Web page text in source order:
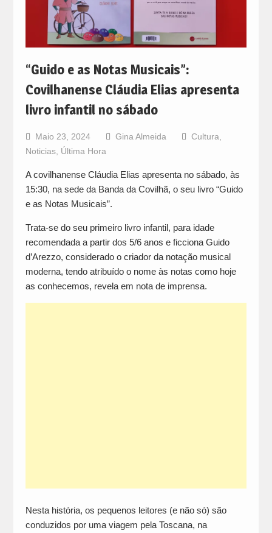
“Guido e as Notas Musicais”:
Covilhanense Cláudia Elias apresenta
livro infantil no sábado
Maio 23, 2024 Gina Almeida Cultura
Noticias, Última Hora
A covilhanense Cláudia Elias apresenta no sábado, às
15:30, na sede da Banda da Covilhã, o seu livro “Guido
e as Notas Musicais”.
Trata-se do seu primeiro livro infantil, para idade
recomendada a partir dos 5/6 anos e ficciona Guido
d’Arezzo, considerado o criador da notação musical
moderna, tendo atribuído o nome às notas como hoje
as conhecemos, revela em nota de imprensa.
Nesta história, os pequenos leitores (e não só) são
conduzidos por uma viagem pela Toscana, na